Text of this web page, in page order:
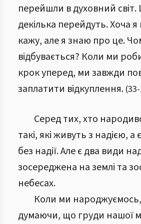
перейшли в духовний
декілька перейдуть. Хоча
кажу, але я знаю про це.
відбувається? Коли ми
крок уперед, ми завжди
заплатити відкуплення. (33-
Серед тих, хто
такі, які живуть з надією, а
без надії. Але є два види
зосереджена на землі та
небесах.
Коли ми
думаючи, що груди нашої